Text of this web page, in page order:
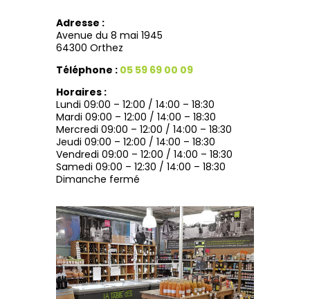
Adresse :
Avenue du 8 mai 1945
64300 Orthez
Téléphone : 05 59 69 00 09
Horaires :
Lundi 09:00 – 12:00 / 14:00 – 18:30
Mardi 09:00 – 12:00 / 14:00 – 18:30
Mercredi 09:00 – 12:00 / 14:00 – 18:30
Jeudi 09:00 – 12:00 / 14:00 – 18:30
Vendredi 09:00 – 12:00 / 14:00 – 18:30
Samedi 09:00 – 12:30 / 14:00 – 18:30
Dimanche fermé